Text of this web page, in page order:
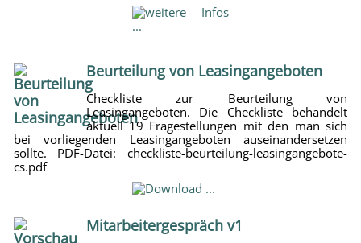
Beurteilung von Leasingangeboten
Checkliste zur Beurteilung von
Leasingangeboten. Die Checkliste behandelt
aktuell 19 Fragestellungen mit den man sich
bei vorliegenden Leasingangeboten auseinandersetzen
sollte. PDF-Datei: checkliste-beurteilung-leasingangebote-
cs.pdf
Mitarbeitergespräch v1